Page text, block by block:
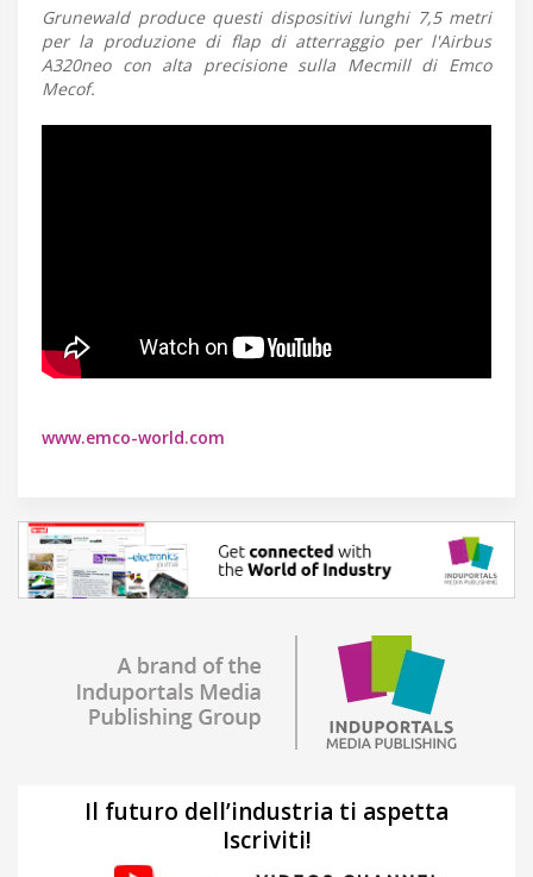
Grunewald produce questi dispositivi lunghi 7,5 metri
per la produzione di flap di atterraggio per l'Airbus
A320neo con alta precisione sulla Mecmill di Emco
Mecof.
www.emco-world.com
Il futuro dell’industria ti aspetta
Iscriviti!